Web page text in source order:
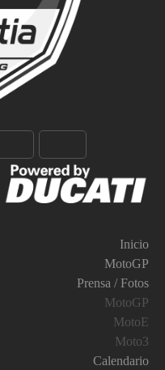
Inicio
MotoGP
Prensa / Fotos
MotoGP
MotoE
Moto3
Calendario